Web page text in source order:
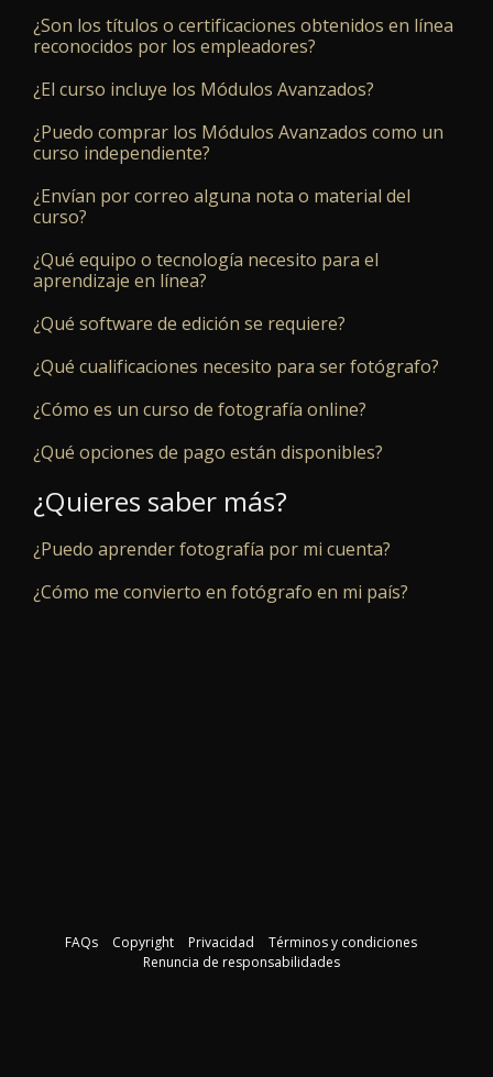
¿Son los títulos o certificaciones obtenidos en línea
reconocidos por los empleadores?
¿El curso incluye los Módulos Avanzados?
¿Puedo comprar los Módulos Avanzados como un
curso independiente?
¿Envían por correo alguna nota o material del
curso?
¿Qué equipo o tecnología necesito para el
aprendizaje en línea?
¿Qué software de edición se requiere?
¿Qué cualificaciones necesito para ser fotógrafo?
¿Cómo es un curso de fotografía online?
¿Qué opciones de pago están disponibles?
¿Quieres saber más?
¿Puedo aprender fotografía por mi cuenta?
¿Cómo me convierto en fotógrafo en mi país?
FAQs Copyright Privacidad
Términos y condiciones
Renuncia de responsabilidades